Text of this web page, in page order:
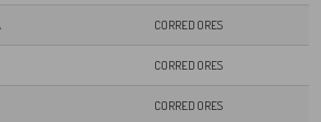
CORREDORES
CORREDORES
CORREDORES